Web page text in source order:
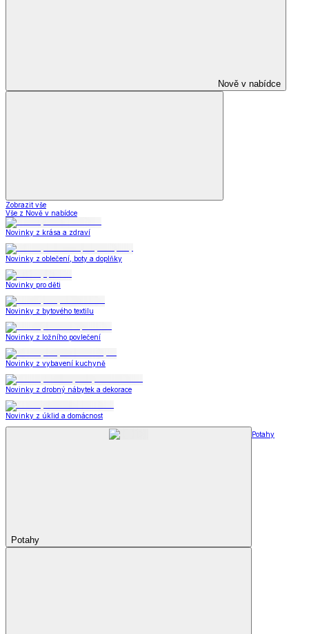
Nově v nabídce
Zobrazit vše
Vše z Nově v nabídce
Novinky z krása a zdraví
Novinky z oblečení, boty a doplňky
Novinky pro děti
Novinky z bytového textilu
Novinky z ložního povlečení
Novinky z vybavení kuchyně
Novinky z drobný nábytek a dekorace
Novinky z úklid a domácnost
Potahy
Potahy